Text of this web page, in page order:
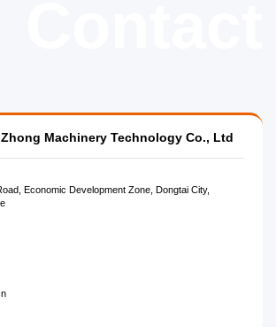
Machinery Technology Co., Ltd
Economic Development Zone, Dongtai City,